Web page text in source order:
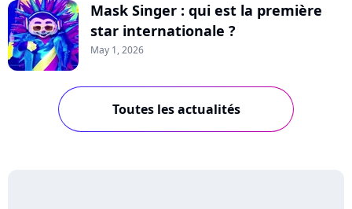
Mask Singer : qui est la première
star internationale ?
May 1, 2026
Toutes les actualités